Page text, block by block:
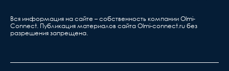
Вся информация на сайте – собственность компании Olmi-
Сonnect. Публикация материалов сайта Olmi-connect.ru без
разрешения запрещена.